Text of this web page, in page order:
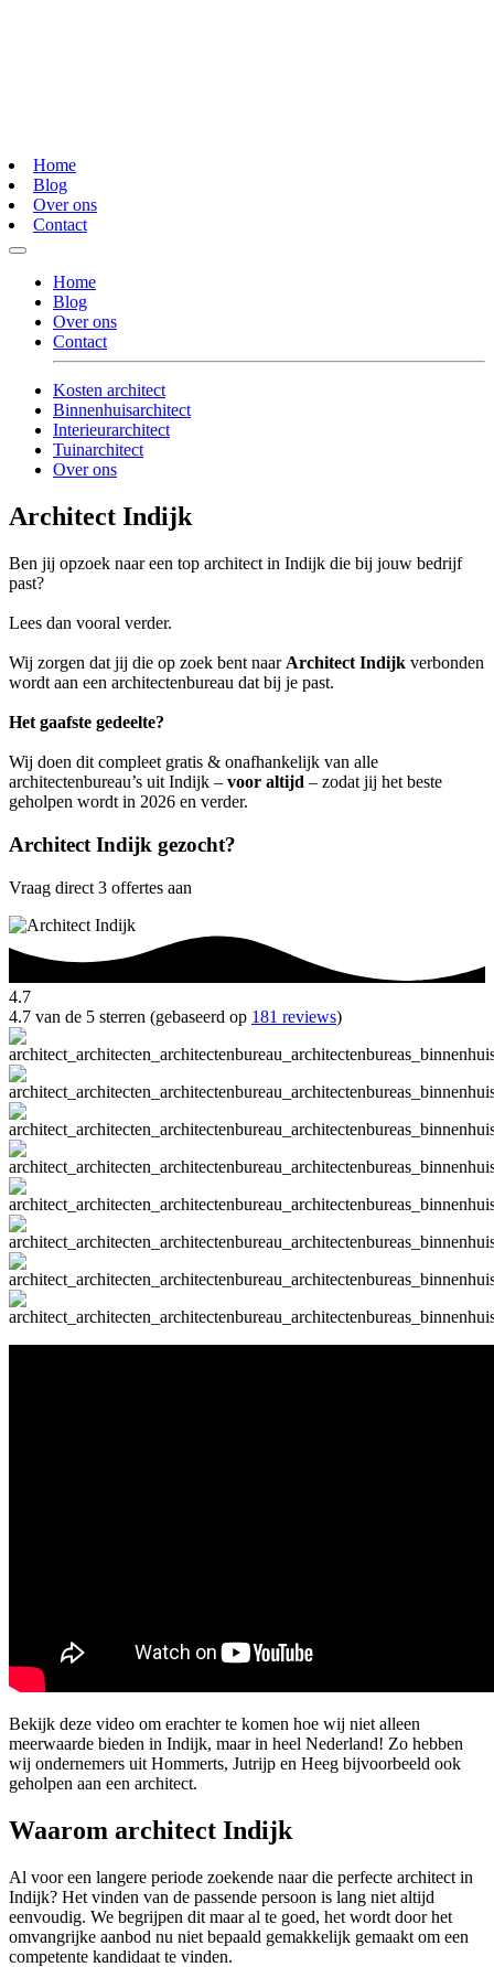
Home
Blog
Over ons
Contact
Home
Blog
Over ons
Contact
Kosten architect
Binnenhuisarchitect
Interieurarchitect
Tuinarchitect
Over ons
Architect Indijk
Ben jij opzoek naar een top architect in Indijk die bij jouw bedrijf
past?
Lees dan vooral verder.
Wij zorgen dat jij die op zoek bent naar Architect Indijk verbonden
wordt aan een architectenbureau dat bij je past.
Het gaafste gedeelte?
Wij doen dit compleet gratis & onafhankelijk van alle
architectenbureau’s uit Indijk – voor altijd – zodat jij het beste
geholpen wordt in 2026 en verder.
Architect Indijk gezocht?
Vraag direct 3 offertes aan
4.7
4.7 van de 5 sterren (gebaseerd op 181 reviews)
Bekijk deze video om erachter te komen hoe wij niet alleen
meerwaarde bieden in Indijk, maar in heel Nederland! Zo hebben
wij ondernemers uit Hommerts, Jutrijp en Heeg bijvoorbeeld ook
geholpen aan een architect.
Waarom architect Indijk
Al voor een langere periode zoekende naar die perfecte architect in
Indijk? Het vinden van de passende persoon is lang niet altijd
eenvoudig. We begrijpen dit maar al te goed, het wordt door het
omvangrijke aanbod nu niet bepaald gemakkelijk gemaakt om een
competente kandidaat te vinden.